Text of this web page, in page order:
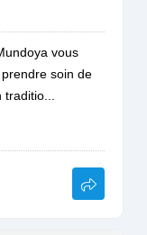
vous
soin de